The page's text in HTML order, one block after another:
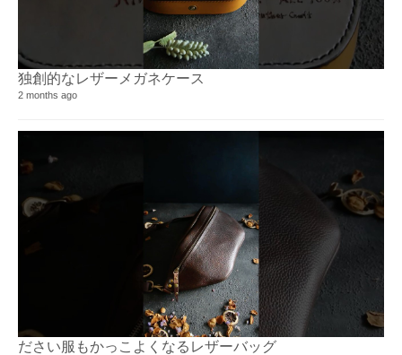
独創的なレザーメガネケース
2 months ago
ださい服もかっこよくなるレザーバッグ